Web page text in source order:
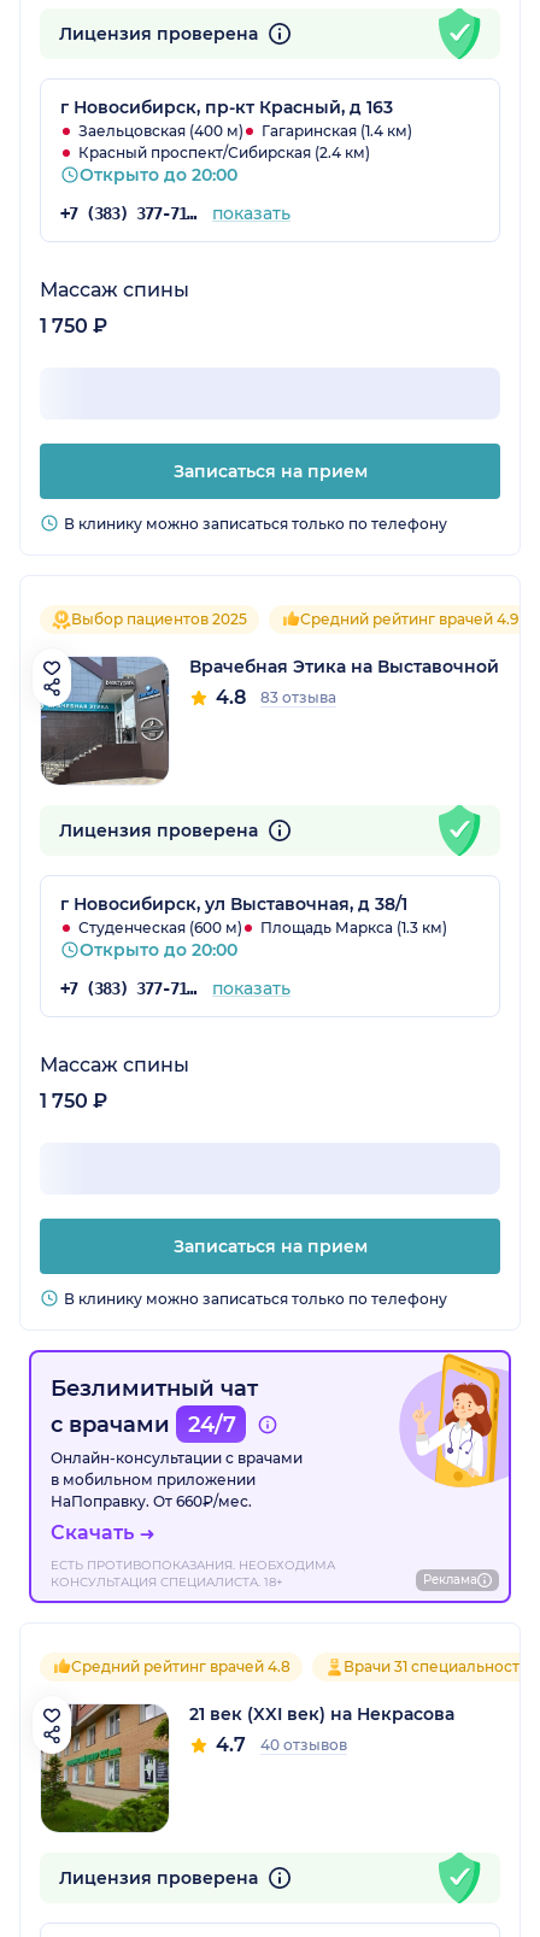
Лицензия проверена
г Новосибирск, пр-кт Красный, д 163
Заельцовская (400 м)
Гагаринская (1.4 км)
Красный проспект/Сибирская (2.4 км)
Открыто до 20:00
+7 (383) 377-71-94 показать
Массаж спины
1 750 ₽
Записаться на прием
В клинику можно записаться только по телефону
Выбор пациентов 2025 Средний рейтинг врачей 4.9
Врачебная Этика на Выставочной
4.8 83 отзыва
Лицензия проверена
г Новосибирск, ул Выставочная, д 38/1
Студенческая (600 м) Площадь Маркса (1.3 км)
Открыто до 20:00
+7 (383) 377-71-94 показать
Массаж спины
1 750 ₽
Записаться на прием
В клинику можно записаться только по телефону
Безлимитный чат
с врачами
24/7
Онлайн-консультации с врачами
в мобильном приложении
НаПоправку. От 660₽/мес.
Скачать
ЕСТЬ ПРОТИВОПОКАЗАНИЯ. НЕОБХОДИМА
КОНСУЛЬТАЦИЯ СПЕЦИАЛИСТА. 18+
Реклама
Средний рейтинг врачей 4.8 Врачи 31 специальностей
21 век (XXI век) на Некрасова
4.7 40 отзывов
Лицензия проверена